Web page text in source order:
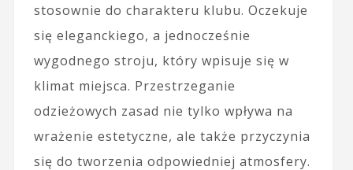
stosownie do charakteru klubu. Oczekuje
się eleganckiego, a jednocześnie
wygodnego stroju, który wpisuje się w
klimat miejsca. Przestrzeganie
odzieżowych zasad nie tylko wpływa na
wrażenie estetyczne, ale także przyczynia
się do tworzenia odpowiedniej atmosfery.